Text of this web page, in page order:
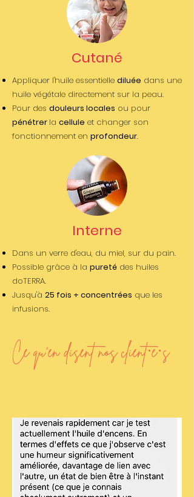
Cutané
Appliquer l'huile essentielle diluée dans une
huile végétale directement sur la peau.
Pour des douleurs locales ou pour
pénétrer la cellule et changer son
fonctionnement en profondeur.
Interne
Dans un verre d'eau, du miel, sur du pain.
Possible grâce à la pureté des huiles
doTERRA.
Jusqu'à 25 fois + concentrées que les
infusions.
Ce qu'en disent nos client·e·s